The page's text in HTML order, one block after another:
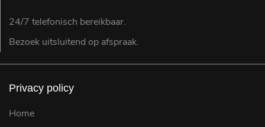
24/7 telefonisch bereikbaar.
Bezoek uitsluitend op afspraak.
Privacy policy
Home